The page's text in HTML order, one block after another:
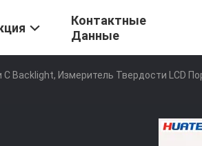
Контактные
Данные
Backlight, Измеритель Твердости LCD